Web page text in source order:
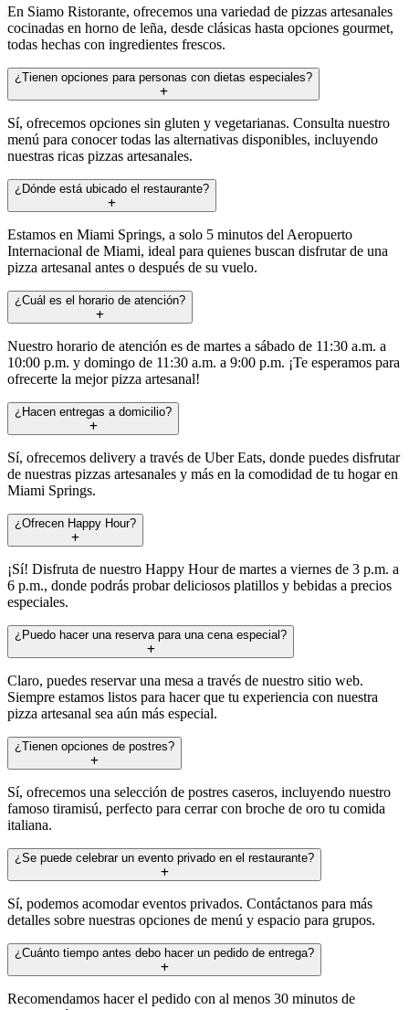
En Siamo Ristorante, ofrecemos una variedad de pizzas artesanales
cocinadas en horno de leña, desde clásicas hasta opciones gourmet,
todas hechas con ingredientes frescos.
¿Tienen opciones para personas con dietas especiales?
Sí, ofrecemos opciones sin gluten y vegetarianas. Consulta nuestro
menú para conocer todas las alternativas disponibles, incluyendo
nuestras ricas pizzas artesanales.
¿Dónde está ubicado el restaurante?
Estamos en Miami Springs, a solo 5 minutos del Aeropuerto
Internacional de Miami, ideal para quienes buscan disfrutar de una
pizza artesanal antes o después de su vuelo.
¿Cuál es el horario de atención?
Nuestro horario de atención es de martes a sábado de 11:30 a.m. a
10:00 p.m. y domingo de 11:30 a.m. a 9:00 p.m. ¡Te esperamos para
ofrecerte la mejor pizza artesanal!
¿Hacen entregas a domicilio?
Sí, ofrecemos delivery a través de Uber Eats, donde puedes disfrutar
de nuestras pizzas artesanales y más en la comodidad de tu hogar en
Miami Springs.
¿Ofrecen Happy Hour?
¡Sí! Disfruta de nuestro Happy Hour de martes a viernes de 3 p.m. a
6 p.m., donde podrás probar deliciosos platillos y bebidas a precios
especiales.
¿Puedo hacer una reserva para una cena especial?
Claro, puedes reservar una mesa a través de nuestro sitio web.
Siempre estamos listos para hacer que tu experiencia con nuestra
pizza artesanal sea aún más especial.
¿Tienen opciones de postres?
Sí, ofrecemos una selección de postres caseros, incluyendo nuestro
famoso tiramisú, perfecto para cerrar con broche de oro tu comida
italiana.
¿Se puede celebrar un evento privado en el restaurante?
Sí, podemos acomodar eventos privados. Contáctanos para más
detalles sobre nuestras opciones de menú y espacio para grupos.
¿Cuánto tiempo antes debo hacer un pedido de entrega?
Recomendamos hacer el pedido con al menos 30 minutos de